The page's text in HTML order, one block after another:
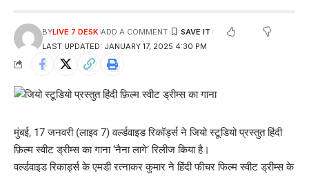
LAST UPDATED: JANUARY 17, 2025 4:30 PM
BYLIVE 7 DESK ADD A COMMENT
मुंबई, 17 जनवरी (लाइव 7) वर्ल्डवाइड रिकॉर्ड्स ने जियो स्टूडियो प्रस्तुत हिंदी
फ़िल्म स्वीट ड्रीम्स का गाना ‘नैना लागे’ रिलीज किया है।
वर्ल्डवाइड रिकार्ड्स के एमडी रत्नाकर कुमार ने हिंदी फीचर फिल्म स्वीट ड्रीम्स के